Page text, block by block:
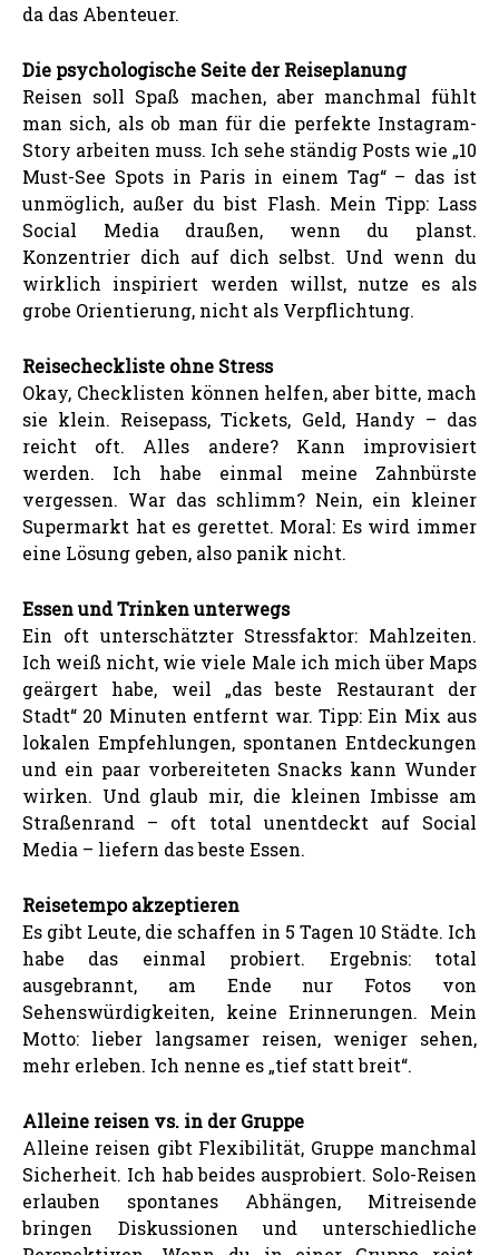
da das Abenteuer.
Die psychologische Seite der Reiseplanung
Reisen soll Spaß machen, aber manchmal fühlt
man sich, als ob man für die perfekte Instagram-
Story arbeiten muss. Ich sehe ständig Posts wie „10
Must-See Spots in Paris in einem Tag“ – das ist
unmöglich, außer du bist Flash. Mein Tipp: Lass
Social Media draußen, wenn du planst.
Konzentrier dich auf dich selbst. Und wenn du
wirklich inspiriert werden willst, nutze es als
grobe Orientierung, nicht als Verpflichtung.
Reisecheckliste ohne Stress
Okay, Checklisten können helfen, aber bitte, mach
sie klein. Reisepass, Tickets, Geld, Handy – das
reicht oft. Alles andere? Kann improvisiert
werden. Ich habe einmal meine Zahnbürste
vergessen. War das schlimm? Nein, ein kleiner
Supermarkt hat es gerettet. Moral: Es wird immer
eine Lösung geben, also panik nicht.
Essen und Trinken unterwegs
Ein oft unterschätzter Stressfaktor: Mahlzeiten.
Ich weiß nicht, wie viele Male ich mich über Maps
geärgert habe, weil „das beste Restaurant der
Stadt“ 20 Minuten entfernt war. Tipp: Ein Mix aus
lokalen Empfehlungen, spontanen Entdeckungen
und ein paar vorbereiteten Snacks kann Wunder
wirken. Und glaub mir, die kleinen Imbisse am
Straßenrand – oft total unentdeckt auf Social
Media – liefern das beste Essen.
Reisetempo akzeptieren
Es gibt Leute, die schaffen in 5 Tagen 10 Städte. Ich
habe das einmal probiert. Ergebnis: total
ausgebrannt, am Ende nur Fotos von
Sehenswürdigkeiten, keine Erinnerungen. Mein
Motto: lieber langsamer reisen, weniger sehen,
mehr erleben. Ich nenne es „tief statt breit“.
Alleine reisen vs. in der Gruppe
Alleine reisen gibt Flexibilität, Gruppe manchmal
Sicherheit. Ich hab beides ausprobiert. Solo-Reisen
erlauben spontanes Abhängen, Mitreisende
bringen Diskussionen und unterschiedliche